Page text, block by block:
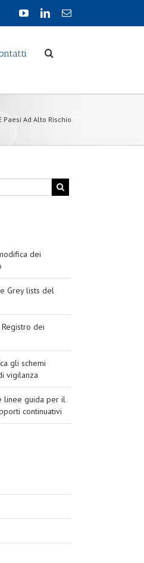
Paesi Ad Alto Rischio
dei
Grey lists del
dei
gli schemi
vigilanza
linee guida per il
continuativi